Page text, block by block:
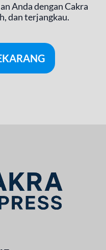
Anda dengan Cakra
dan terjangkau.